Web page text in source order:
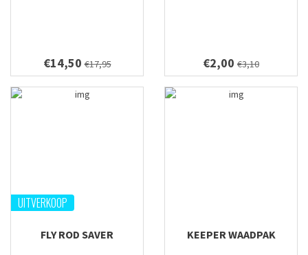
€14,50 €17,95 €2,00 €3,10
UITVERKOOP
FLY ROD SAVER KEEPER WAADPAK